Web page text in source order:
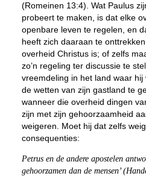
(Romeinen 13:4). Wat Paulus
probeert te maken, is dat elke
openbare leven te regelen, en
heeft zich daaraan te
overheid Christus is; of zelfs
zo’n regeling ter discussie te
vreemdeling in het land waar
de wetten van zijn gastland te
wanneer die overheid dingen
zijn met zijn gehoorzaamheid
weigeren. Moet hij dat zelfs
consequenties:
Petrus en de andere apostelen
gehoorzamen dan de mensen’